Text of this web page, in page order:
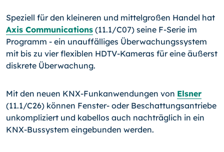
Speziell für den kleineren und mittelgroßen Handel hat
Axis Communications (11.1/C07) seine F-Serie im
Programm - ein unauffälliges Überwachungssystem
mit bis zu vier flexiblen HDTV-Kameras für eine äußerst
diskrete Überwachung.
Mit den neuen KNX-Funkanwendungen von Elsner
(11.1/C26) können Fenster- oder Beschattungsantriebe
unkompliziert und kabellos auch nachträglich in ein
KNX-Bussys­tem eingebunden werden.